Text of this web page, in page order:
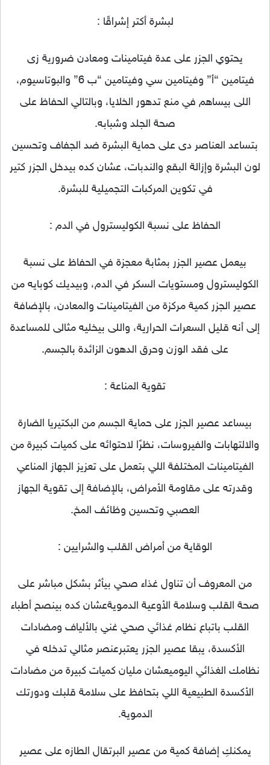
لبشرة أكتر إشراقًا :
يحتوي الجزر على عدة فيتامينات ومعادن ضرورية زى
فيتامين “أ” وفيتامين سي وفيتامين “ب 6” والبوتاسيوم،
اللى بيساهم في منع تدهور الخلايا، وبالتالي الحفاظ على
صحة الجلد وشبابه.
بتساعد العناصر دى على حماية البشرة ضد الجفاف وتحسين
لون البشرة وإزالة البقع والندبات، عشان كده بيدخل الجزر كتير
في تكوين المركبات التجميلية للبشرة.
الحفاظ على نسبة الكوليسترول في الدم :
بيعمل عصير الجزر بمثابة معجزة في الحفاظ على نسبة
الكوليسترول ومستويات السكر في الدم، وبيديك كوبايه من
عصير الجزر كمية مركزة من الفيتامينات والمعادن، بالإضافة
إلى أنه قليل السعرات الحرارية، واللى بيخليه مثالى للمساعدة
على فقد الوزن وحرق الدهون الزائدة بالجسم.
تقوية المناعة :
بيساعد عصير الجزر على حماية الجسم من البكتيريا الضارة
والالتهابات والفيروسات، نظرًا لاحتوائه على كميات كبيرة من
الفيتامينات المختلفة اللي بتعمل على تعزيز الجهاز المناعي
وقدرته على مقاومة الأمراض، بالإضافة إلى تقوية الجهاز
العصبي وتحسين وظائف المخ.
الوقاية من أمراض القلب والشرايين :
من المعروف أن تناول غذاء صحي بيأثر بشكل مباشر على
صحة القلب وسلامة الأوعية الدمويةعشان كده بينصح أطباء
القلب باتباع نظام غذائي صحي غني بالألياف ومضادات
الأكسدة، يبقا عصير الجزر يعتبرعنصر مثالي تدخله في
نظامك الغذائي اليوميعشان مليان كميات كبيرة من مضادات
الأكسدة الطبيعية اللي بتحافظ على سلامة قلبك ودورتك
الدموية.
يمكنكِ إضافة كمية من عصير البرتقال الطازه على عصير